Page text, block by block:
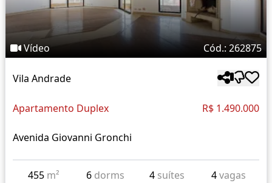
Vídeo Cód.: 262875
Vila Andrade
Apartamento Duplex R$ 1.490.000
Avenida Giovanni Gronchi
455 m² 6 dorms 4 suítes 4vagas